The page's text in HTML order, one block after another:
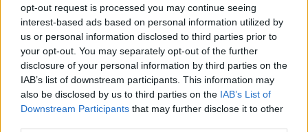
opt-out request is processed you may continue seeing
interest-based ads based on personal information utilized by
us or personal information disclosed to third parties prior to
your opt-out. You may separately opt-out of the further
disclosure of your personal information by third parties on the
IAB’s list of downstream participants. This information may
also be disclosed by us to third parties on the IAB’s List of
Downstream Participants that may further disclose it to other
Mercedes SL 63 Amg"Black
Beast"(2009)
jkh
7 818 visningar34 kommentarer
33
17 nov. 17
Ford Mustang (2015)